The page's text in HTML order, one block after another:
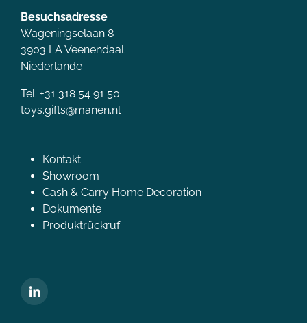
Besuchsadresse
Wageningselaan 8
3903 LA Veenendaal
Niederlande
Tel. +31 318 54 91 50
toys.gifts@manen.nl
Kontakt
Showroom
Cash & Carry Home Decoration
Dokumente
Produktrückruf